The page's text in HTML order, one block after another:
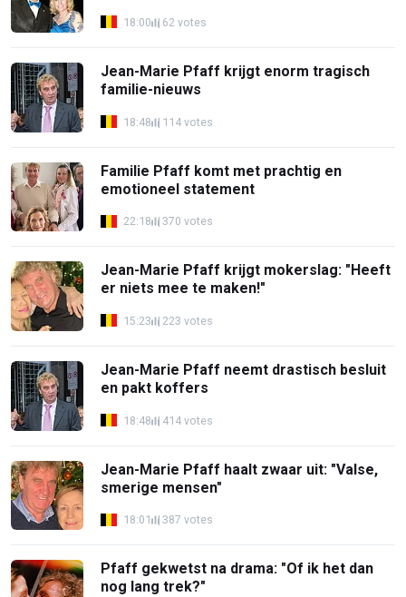
18:00 62 votes
Jean-Marie Pfaff krijgt enorm tragisch
familie-nieuws
18:48 114 votes
Familie Pfaff komt met prachtig en
emotioneel statement
22:18 370 votes
Jean-Marie Pfaff krijgt mokerslag: "Heeft
er niets mee te maken!"
15:23 223 votes
Jean-Marie Pfaff neemt drastisch besluit
en pakt koffers
18:48 414 votes
Jean-Marie Pfaff haalt zwaar uit: "Valse,
smerige mensen"
18:01 387 votes
Pfaff gekwetst na drama: "Of ik het dan
nog lang trek?"